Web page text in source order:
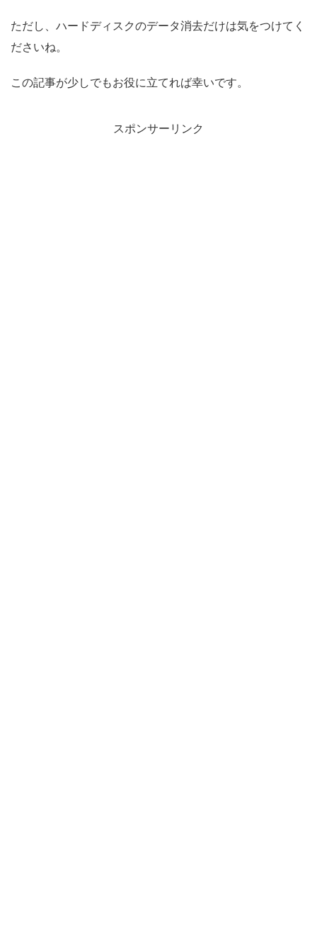
ただし、ハードディスクのデータ消去だけは気をつけてく
ださいね。
この記事が少しでもお役に立てれば幸いです。
スポンサーリンク